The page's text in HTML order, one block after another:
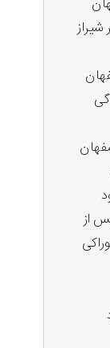
از